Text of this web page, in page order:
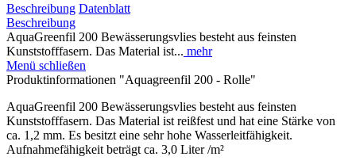
Beschreibung Datenblatt
Beschreibung
AquaGreenfil 200 Bewässerungsvlies besteht aus feinsten
Kunststofffasern. Das Material ist... mehr
Menü schließen
Produktinformationen "Aquagreenfil 200 - Rolle"
AquaGreenfil 200 Bewässerungsvlies besteht aus feinsten
Kunststofffasern. Das Material ist reißfest und hat eine Stärke von
ca. 1,2 mm. Es besitzt eine sehr hohe Wasserleitfähigkeit.
Aufnahmefähigkeit beträgt ca. 3,0 Liter /m²